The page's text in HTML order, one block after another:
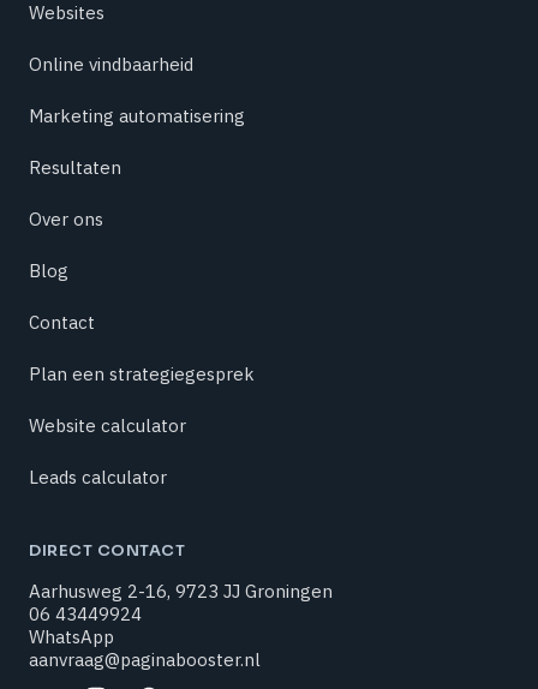
Websites
Online vindbaarheid
Marketing automatisering
Resultaten
Over ons
Blog
Contact
Plan een strategiegesprek
Website calculator
Leads calculator
DIRECT CONTACT
Aarhusweg 2-16, 9723 JJ Groningen
06 43449924
WhatsApp
aanvraag@paginabooster.nl